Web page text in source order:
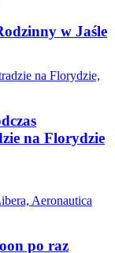
w Jaśle
na Florydzie
po raz